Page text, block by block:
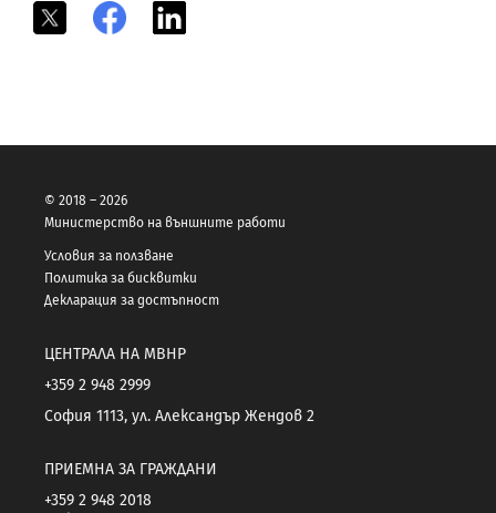
Facebook
© 2018 – 2026
Министерство на външните работи
Условия за ползване
Политика за бисквитки
Декларация за достъпност
ЦЕНТРАЛА НА МВНР
+359 2 948 2999
София 1113, ул. Александър Жендов 2
ПРИЕМНА ЗА ГРАЖДАНИ
+359 2 948 2018